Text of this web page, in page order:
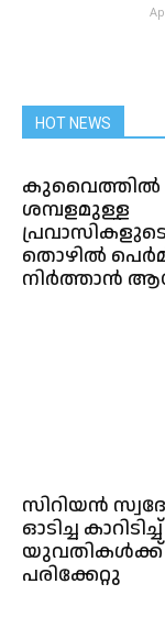
HOT NEWS
കുവൈത്തിൽ
ശമ്പളമുള്ള
പ്രവാസികളുടെ
തൊഴിൽ
നിർത്താൻ
സിറിയൻ
ഓടിച്ച
യുവതികൾക്ക്
പരിക്കേറ്റു